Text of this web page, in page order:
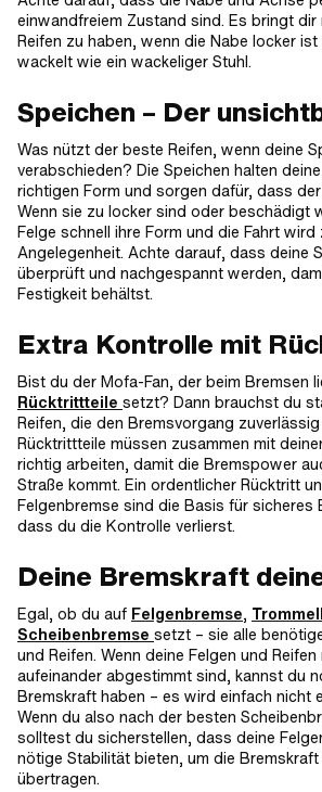
einwandfreiem Zustand sind. Es bringt
Reifen zu haben, wenn die Nabe locker
wackelt wie ein wackeliger Stuhl.
Speichen – Der
Was nützt der beste Reifen, wenn deine
verabschieden? Die Speichen halten
richtigen Form und sorgen dafür, dass
Wenn sie zu locker sind oder beschädigt
Felge schnell ihre Form und die Fahrt
Angelegenheit. Achte darauf, dass deine
überprüft und nachgespannt werden,
Festigkeit behältst.
Extra Kontrolle mit
Bist du der Mofa-Fan, der beim Bremsen
Rücktrittteile setzt? Dann brauchst du
Reifen, die den Bremsvorgang
Rücktrittteile müssen zusammen mit
richtig arbeiten, damit die Bremspower
Straße kommt. Ein ordentlicher Rücktritt
Felgenbremse sind die Basis für sicheres
dass du die Kontrolle verlierst.
Deine Bremskraft
Egal, ob du auf Felgenbremse,
Scheibenbremse setzt – sie alle
und Reifen. Wenn deine Felgen und
aufeinander abgestimmt sind, kannst du
Bremskraft haben – es wird einfach nicht
Wenn du also nach der besten
solltest du sicherstellen, dass deine
nötige Stabilität bieten, um die
übertragen.